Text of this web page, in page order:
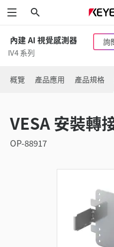
功能表
內建 AI 視覺感測器
IV4 系列
詢
概覽 產品應用 產品規格
VESA 安裝轉
OP-88917